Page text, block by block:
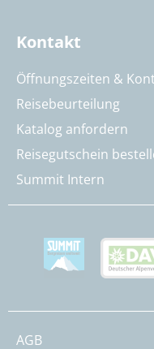
Kontakt
Öffnungszeiten &
Reisebeurteilung
Katalog anfordern
Reisegutschein
Summit Intern
AGB